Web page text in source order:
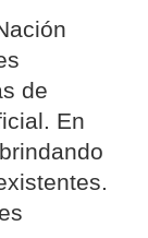
de
En